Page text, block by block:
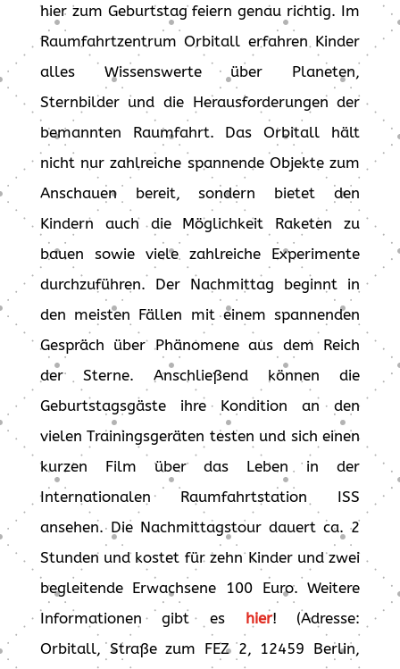
hier zum Geburtstag feiern genau richtig. Im
Raumfahrtzentrum Orbitall erfahren Kinder
alles Wissenswerte über Planeten,
Sternbilder und die Herausforderungen der
bemannten Raumfahrt. Das Orbitall hält
nicht nur zahlreiche spannende Objekte zum
Anschauen bereit, sondern bietet den
Kindern auch die Möglichkeit Raketen zu
bauen sowie viele zahlreiche Experimente
durchzuführen. Der Nachmittag beginnt in
den meisten Fällen mit einem spannenden
Gespräch über Phänomene aus dem Reich
der Sterne. Anschließend können die
Geburtstagsgäste ihre Kondition an den
vielen Trainingsgeräten testen und sich einen
kurzen Film über das Leben in der
Internationalen Raumfahrtstation ISS
ansehen. Die Nachmittagstour dauert ca. 2
Stunden und kostet für zehn Kinder und zwei
begleitende Erwachsene 100 Euro. Weitere
Informationen gibt es hier! (Adresse:
Orbitall, Straße zum FEZ 2, 12459 Berlin,